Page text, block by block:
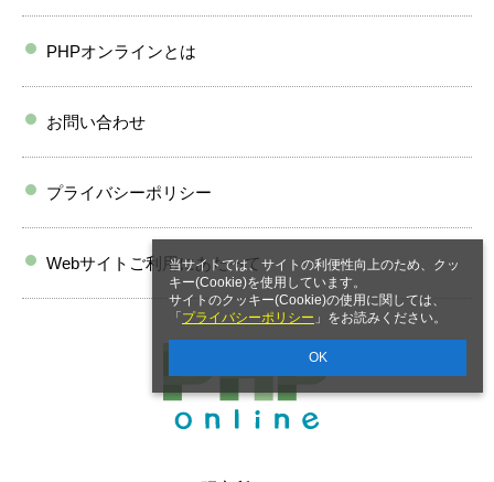
当サイトでは、サイトの利便性向上のため、クッ
キー(Cookie)を使用しています。
サイトのクッキー(Cookie)の使用に関しては、
「 プライバシーポリシー 」をお読みください。
OK
PHPオンラインとは
お問い合わせ
プライバシーポリシー
Webサイトご利用にあたって